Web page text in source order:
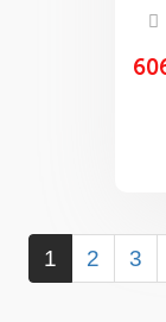
1 2 3